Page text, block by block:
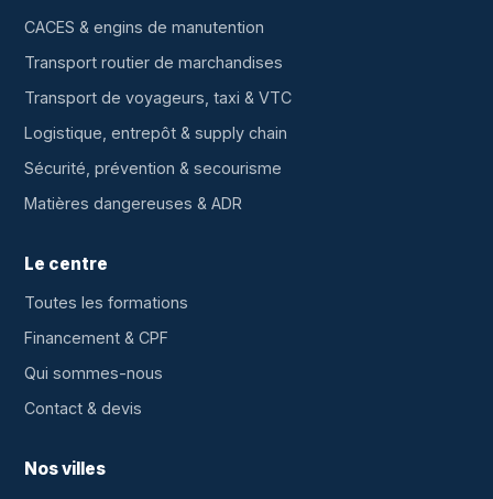
CACES & engins de manutention
Transport routier de marchandises
Transport de voyageurs, taxi & VTC
Logistique, entrepôt & supply chain
Sécurité, prévention & secourisme
Matières dangereuses & ADR
Le centre
Toutes les formations
Financement & CPF
Qui sommes-nous
Contact & devis
Nos villes